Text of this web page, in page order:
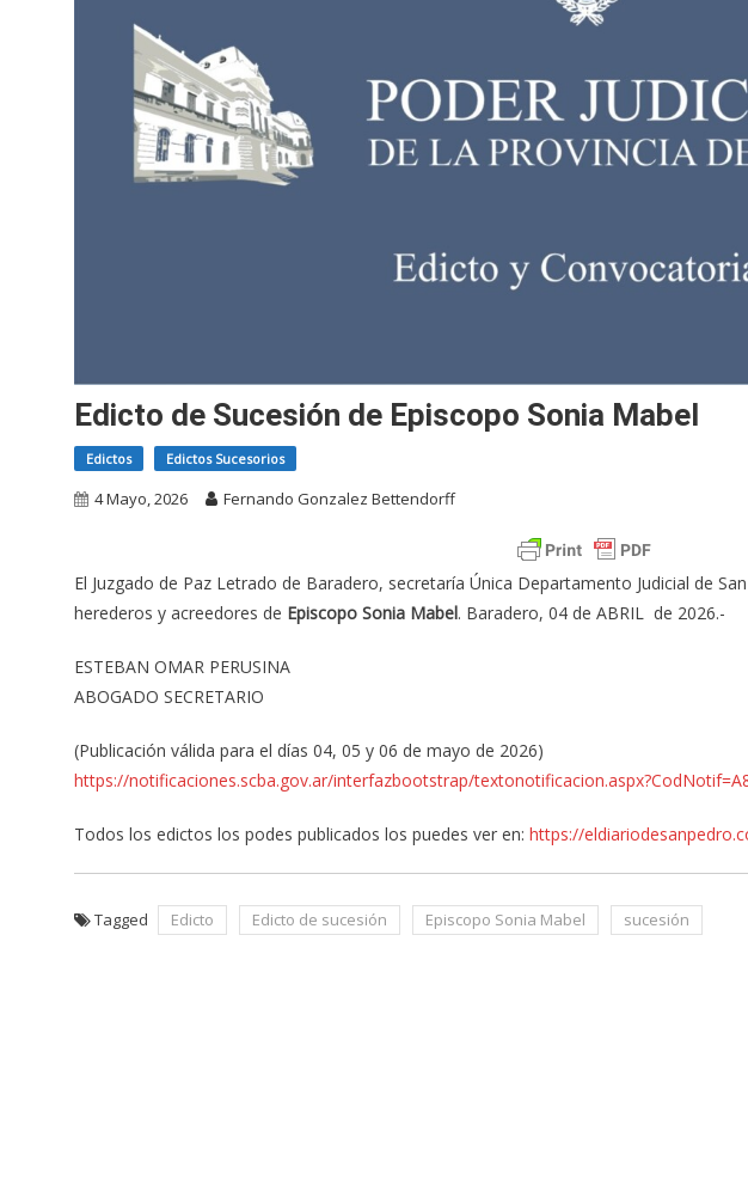
Edicto de Sucesión de Episcopo Sonia Mabel
Edictos Edictos Sucesorios
4 Mayo, 2026 Fernando Gonzalez Bettendorff
El Juzgado de Paz Letrado de Baradero, secretaría Única Departamento Judicial de
herederos y acreedores de Episcopo Sonia Mabel. Baradero, 04 de ABRIL de 2026.-
ESTEBAN OMAR PERUSINA
ABOGADO SECRETARIO
(Publicación válida para el días 04, 05 y 06 de mayo de 2026)
https://notificaciones.scba.gov.ar/interfazbootstrap/
Todos los edictos los podes publicados los puedes ver en: https://
Tagged Edicto Edicto de sucesión Episcopo Sonia Mabel sucesión